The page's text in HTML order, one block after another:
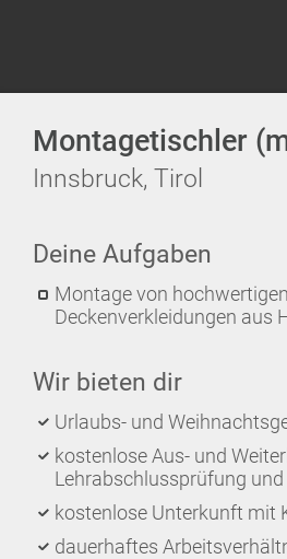
Montagetischler
Innsbruck, Tirol
Deine Aufgaben
Montage von
Deckenverkleidungen aus
Wir bieten dir
Urlaubs- und
kostenlose Aus- und
Lehrabschlussprüfung
kostenlose Unterkunft mit
dauerhaftes